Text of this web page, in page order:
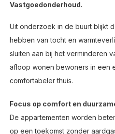
Vastgoedonderhoud.
Uit onderzoek in de buurt blijkt
hebben van tocht en
sluiten aan bij het verminderen
afloop wonen bewoners in een
comfortabeler thuis.
Focus op comfort en
De appartementen worden
op een toekomst zonder